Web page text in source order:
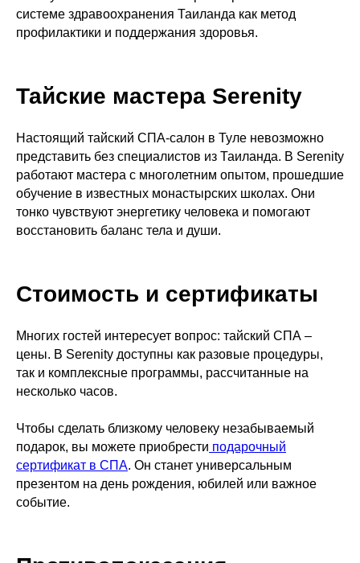
системе здравоохранения Таиланда как метод
профилактики и поддержания здоровья.
Тайские мастера Serenity
Настоящий тайский СПА-салон в Туле невозможно
представить без специалистов из Таиланда. В Serenity
работают мастера с многолетним опытом, прошедшие
обучение в известных монастырских школах. Они
тонко чувствуют энергетику человека и помогают
восстановить баланс тела и души.
Стоимость и сертификаты
Многих гостей интересует вопрос: тайский СПА –
цены. В Serenity доступны как разовые процедуры,
так и комплексные программы, рассчитанные на
несколько часов.
Чтобы сделать близкому человеку незабываемый
подарок, вы можете приобрести подарочный
сертификат в СПА. Он станет универсальным
презентом на день рождения, юбилей или важное
событие.